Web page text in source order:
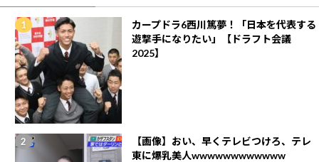
カープドラ6西川篤夢！「日本を代表する
遊撃手になりたい」【ドラフト会議
2025】
【画像】おい、早くテレビつけろ、テレ
東に爆乳美人wwwwwwwwwwww